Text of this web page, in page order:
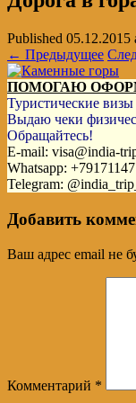
Published 05.12.2015
← Предыдущее
ПОМОГАЮ
Туристические
Выдаю чеки
Обращайтесь!
E-mail: visa@india-
Whatsapp:
Telegram:
Добавить
Ваш адрес email не
Комментарий *